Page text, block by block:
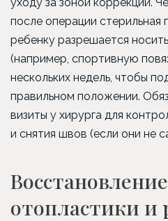
после операции стерильная
ребенку разрешается
(например, спортивную
нескольких недель, чтобы
правильном положении.
визиты у хирурга для
и снятия швов (если они не
отопластики и